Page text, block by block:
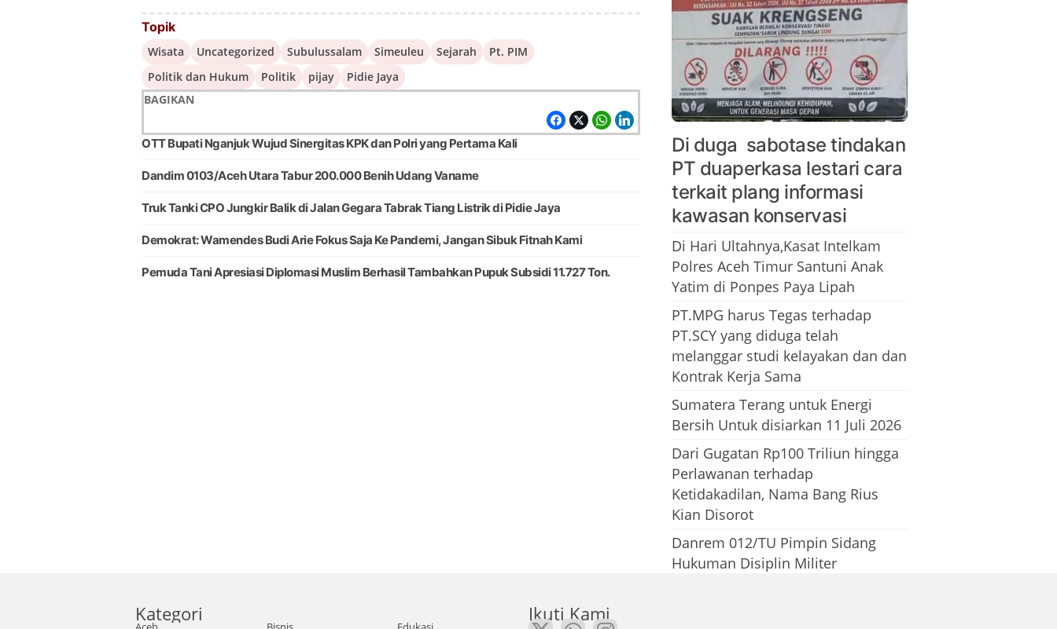
Topik
Wisata Uncategorized Subulussalam Simeuleu Sejarah
Pt. PIM
Politik dan Hukum
Politik pijay
Pidie Jaya
BAGIKAN
OTT Bupati Nganjuk Wujud Sinergitas KPK dan Polri yang Pertama Kali
Dandim 0103/Aceh Utara Tabur 200.000 Benih Udang Vaname
Truk Tanki CPO Jungkir Balik di Jalan Gegara Tabrak Tiang Listrik di Pidie Jaya
Demokrat: Wamendes Budi Arie Fokus Saja Ke Pandemi, Jangan Sibuk Fitnah Kami
Pemuda Tani Apresiasi Diplomasi Muslim Berhasil Tambahkan Pupuk Subsidi 11.727 Ton.
Di duga sabotase tindakan
PT duaperkasa lestari cara
terkait plang informasi
kawasan konservasi
Di Hari Ultahnya,Kasat Intelkam
Polres Aceh Timur Santuni Anak
Yatim di Ponpes Paya Lipah
PT.MPG harus Tegas terhadap
PT.SCY yang diduga telah
melanggar studi kelayakan dan dan
Kontrak Kerja Sama
Sumatera Terang untuk Energi
Bersih Untuk disiarkan 11 Juli 2026
Dari Gugatan Rp100 Triliun hingga
Perlawanan terhadap
Ketidakadilan, Nama Bang Rius
Kian Disorot
Danrem 012/TU Pimpin Sidang
Hukuman Disiplin Militer
Kategori Ikuti Kami